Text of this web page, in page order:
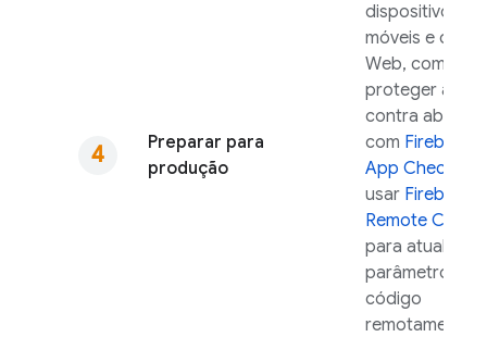
Preparar para
produção
dispositivos
móveis e da
Web, como
proteger a API
contra abusos
com Firebase
App Check
usar Firebase
Remote Config
para atualizar
parâmetros no
código
remotamente